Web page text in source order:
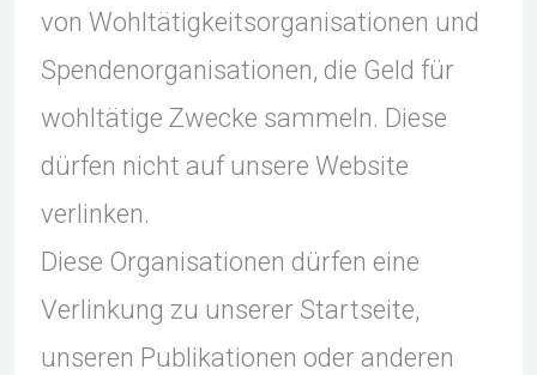
von Wohltätigkeitsorganisationen und
Spendenorganisationen, die Geld für
wohltätige Zwecke sammeln. Diese
dürfen nicht auf unsere Website
verlinken.
Diese Organisationen dürfen eine
Verlinkung zu unserer Startseite,
unseren Publikationen oder anderen